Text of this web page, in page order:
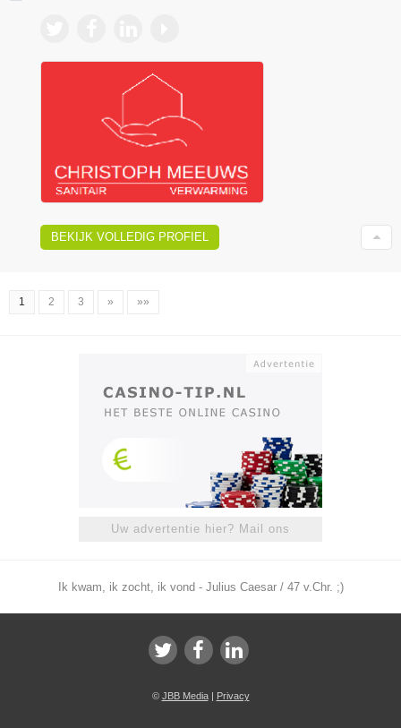
BEKIJK VOLLEDIG PROFIEL
1 2 3 » »»
Uw advertentie hier? Mail ons
Ik kwam, ik zocht, ik vond - Julius Caesar / 47 v.Chr. ;)
© JBB Media| Privacy